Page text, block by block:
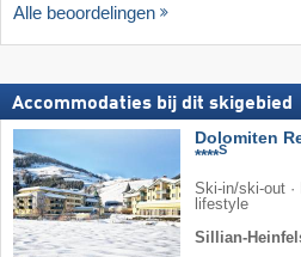
Alle beoordelingen
Accommodaties bij dit skigebied
Dolomiten
****S
Ski-in/ski-out ·
lifestyle
Sillian-